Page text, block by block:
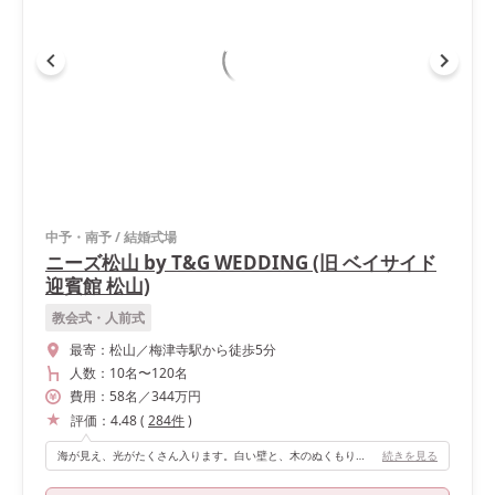
中予・南予/結婚式場
ニーズ松山 by T&G WEDDING (旧 ベイサイド
迎賓館 松山)
教会式・人前式
最寄： 松山／梅津寺駅から徒歩5分
人数： 10名〜120名
費用： 58名 ／344万円
評価： 4.48( 284件)
海が見え、光がたくさん入ります。白い壁と、木のぬくもりを感じられる"ナチュラルウエディング"なとっても可愛いチャペルです！ 続きを見る